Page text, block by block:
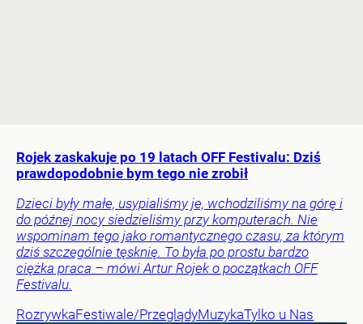
Rojek zaskakuje po 19 latach OFF Festivalu: Dziś
prawdopodobnie bym tego nie zrobił
Dzieci były małe, usypialiśmy je, wchodziliśmy na górę i
do późnej nocy siedzieliśmy przy komputerach. Nie
wspominam tego jako romantycznego czasu, za którym
dziś szczególnie tęsknię. To była po prostu bardzo
ciężka praca – mówi Artur Rojek o początkach OFF
Festivalu.
RozrywkaFestiwale/PrzeglądyMuzykaTylko u Nas